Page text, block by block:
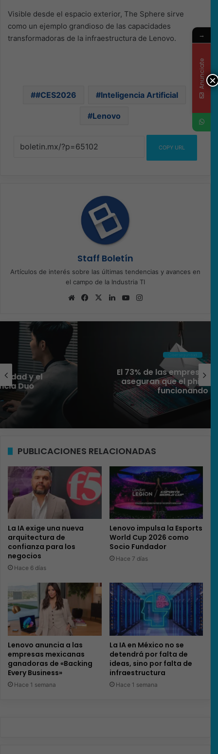
Visible desde el espacio exterior, The Sphere sirve
como un ejemplo grandioso de las capacidades
transformadoras de la infraestructura de Lenovo.
#CES2026 Inteligencia Artificial
Lenovo
COPY URL
Staff Boletín
Artículos de interés sobre las últimas tendencias y avances en
el campo de la Industria TI
Sitio
Facebook
X LinkedInYouTube
El 73% de las empresas en LATAM
aseguran que el phishing sigue
funcionando
PUBLICACIONES RELACIONADAS
La IA exige una nueva
arquitectura de
confianza para los
negocios
Hace 6 días
Lenovo impulsa la Esports
World Cup 2026 como
Socio Fundador
Hace 7 días
Lenovo anuncia a las
empresas mexicanas
ganadoras de «Backing
Every Business»
Hace 1 semana
La IA en México no se
detendrá por falta de
ideas, sino por falta de
infraestructura
Hace 1 semana
×
→
Anunciate